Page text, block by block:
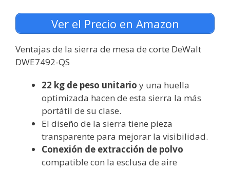
Ver el Precio en Amazon
Ventajas de la sierra de mesa de corte DeWalt
DWE7492-QS
22 kg de peso unitario y una huella
optimizada hacen de esta sierra la más
portátil de su clase.
El diseño de la sierra tiene pieza
transparente para mejorar la visibilidad.
Conexión de extracción de polvo
compatible con la esclusa de aire